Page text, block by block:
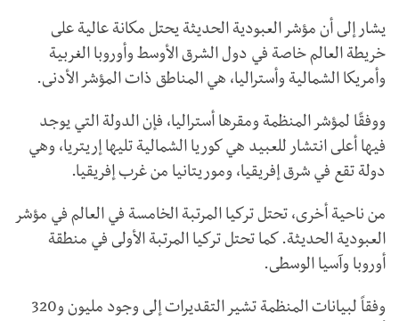
يشار إلى أن مؤشر العبودية الحديثة يحتل مكانة عالية على
خريطة العالم خاصة في دول الشرق الأوسط وأوروبا الغربية
وأمريكا الشمالية وأستراليا، هي المناطق ذات المؤشر الأدنى.
ووفقًا لمؤشر المنظمة ومقرها أستراليا، فإن الدولة التي يوجد
فيها أعلى انتشار للعبيد هي كوريا الشمالية تليها إريتريا، وهي
دولة تقع في شرق إفريقيا، وموريتانيا من غرب إفريقيا.
من ناحية أخرى، تحتل تركيا المرتبة الخامسة في العالم في مؤشر
العبودية الحديثة. كما تحتل تركيا المرتبة الأولى في منطقة
أوروبا وآسيا الوسطى.
وفقاً لبيانات المنظمة تشير التقديرات إلى وجود مليون و320